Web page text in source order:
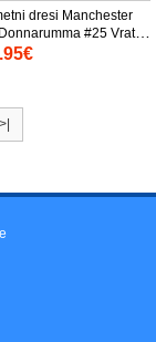
dresi Manchester
#25 Vratar
Rokav (+ Kratke
>|